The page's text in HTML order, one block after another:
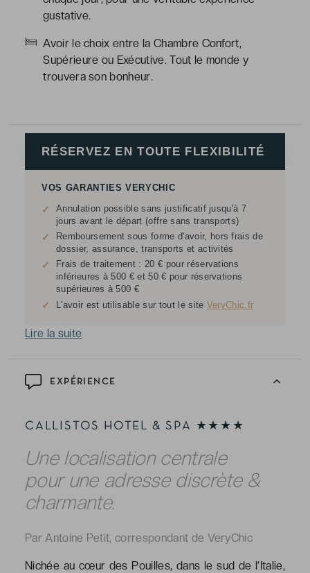
gustative.
Avoir le choix entre la Chambre Confort,
Supérieure ou Exécutive. Tout le monde y
trouvera son bonheur.
EXPÉRIENCE
CALLISTOS HOTEL & SPA ★★★★
Une localisation centrale
pour une adresse discrète &
charmante.
Par Antoine Petit, correspondant de VeryChic
Nichée au cœur des Pouilles, dans le sud de l’Italie,
RÉSERVEZ EN TOUTE FLEXIBILITÉ
VOS GARANTIES VERYCHIC
✓
Annulation possible sans justificatif jusqu'à 7
jours avant le départ (offre sans transports)
✓
Remboursement sous forme d'avoir, hors frais de
dossier, assurance, transports et activités
✓
Frais de traitement : 20 € pour réservations
inférieures à 500 € et 50 € pour réservations
supérieures à 500 €
✓ L'avoir est utilisable sur tout le site VeryChic.fr
Lire la suite